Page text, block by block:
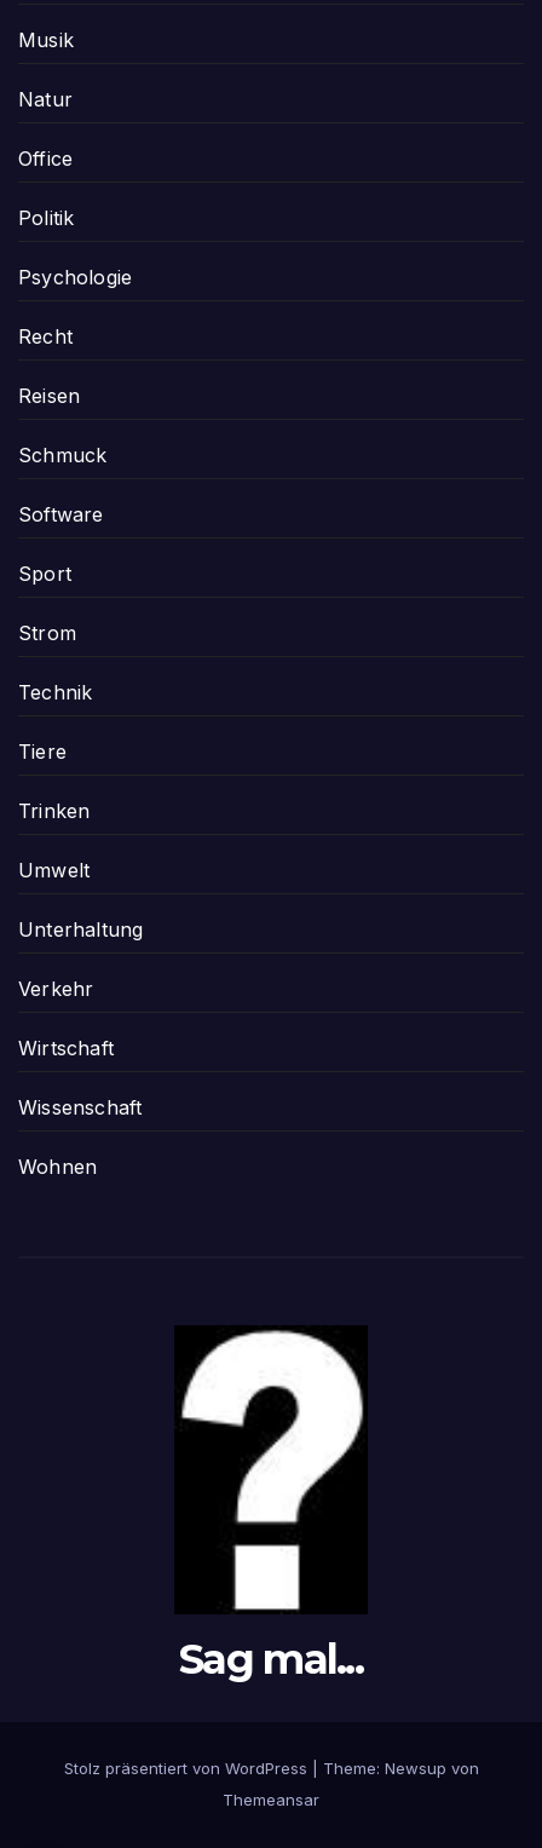
Musik
Natur
Office
Politik
Psychologie
Recht
Reisen
Schmuck
Software
Sport
Strom
Technik
Tiere
Trinken
Umwelt
Unterhaltung
Verkehr
Wirtschaft
Wissenschaft
Wohnen
Sag mal...
Stolz präsentiert von WordPress
Theme: Newsup von
Themeansar